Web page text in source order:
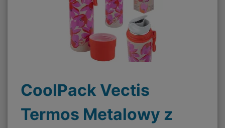
CoolPack Vectis
Termos Metalowy z